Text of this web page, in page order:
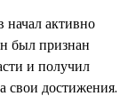
начал активно
был признан
и получил
свои достижения.